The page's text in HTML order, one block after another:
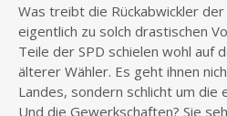
Was treibt die Rückabwickler
eigentlich zu solch drastischen
Teile der SPD schielen wohl auf
älterer Wähler. Es geht ihnen
Landes, sondern schlicht um die
Und die Gewerkschaften? Sie